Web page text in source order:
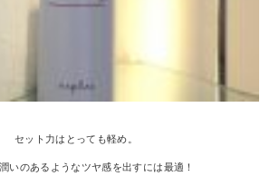
セット力はとっても軽め。
いのあるようなツヤ感を出すには最適！